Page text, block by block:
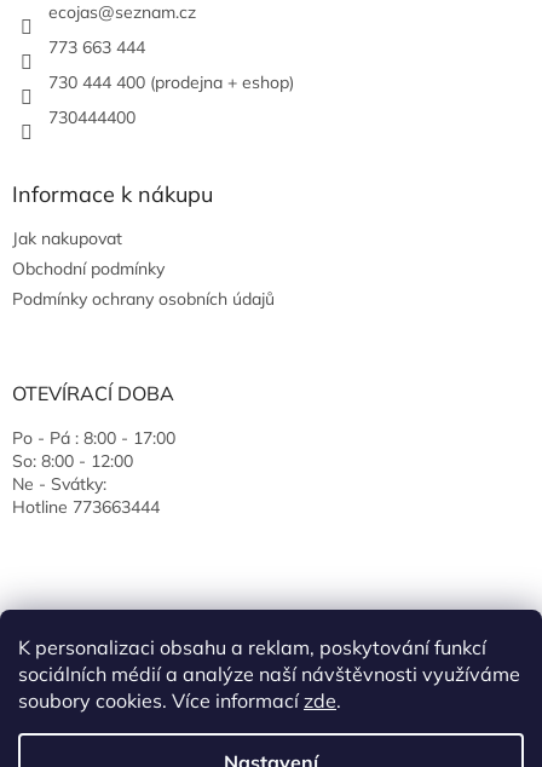
K personalizaci obsahu a reklam, poskytování funkcí
sociálních médií a analýze naší návštěvnosti využíváme
soubory cookies. Více informacízde.
Nastavení
ecojas@seznam.cz
773 663 444
730 444 400 (prodejna + eshop)
730444400
Informace k nákupu
Jak nakupovat
Obchodní podmínky
Podmínky ochrany osobních údajů
OTEVÍRACÍ DOBA
Po - Pá : 8:00 - 17:00
So: 8:00 - 12:00
Ne - Svátky:
Hotline 773663444